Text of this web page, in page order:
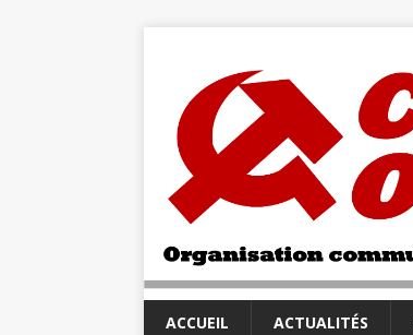
ACCUEIL ACTUALITÉS